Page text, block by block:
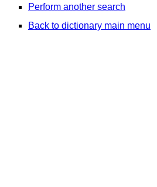
Perform another search
Back to dictionary main menu